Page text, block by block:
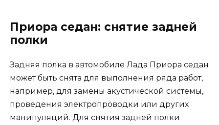
Приора седан: снятие задней
полки
Задняя полка в автомобиле Лада Приора седан
может быть снята для выполнения ряда работ,
например, для замены акустической системы,
проведения электропроводки или других
манипуляций. Для снятия задней полки